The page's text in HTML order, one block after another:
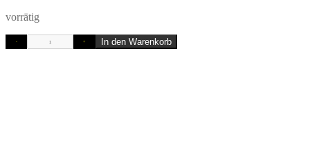
vorrätig
- + In den Warenkorb